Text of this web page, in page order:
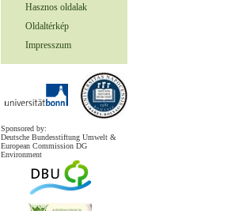
Hasznos oldalak
Oldaltérkép
Impresszum
Sponsored by:
Deutsche Bundesstiftung Umwelt &
European Commission DG
Environment